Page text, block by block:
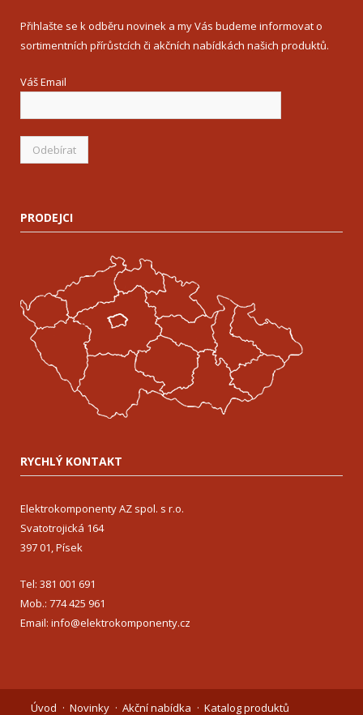
Přihlašte se k odběru novinek a my Vás budeme informovat o
sortimentních přírůstcích či akčních nabídkách našich produktů.
Váš Email
PRODEJCI
RYCHLÝ KONTAKT
Elektrokomponenty AZ spol. s r.o.
Svatotrojická 164
397 01, Písek
Tel: 381 001 691
Mob.: 774 425 961
Email: info@elektrokomponenty.cz
Úvod Novinky Akční nabídka Katalog produktů